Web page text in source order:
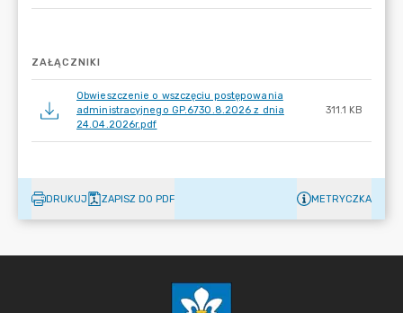
ZAŁĄCZNIKI
Obwieszczenie o wszczęciu postępowania
administracyjnego GP.6730.8.2026 z dnia
24.04.2026r.pdf
311.1 KB
DRUKUJ ZAPISZ DO PDF METRYCZKA